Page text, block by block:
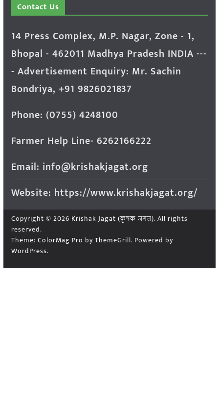
Contact Us
14 Press Complex, M.P. Nagar, Zone - 1,
Bhopal - 462011 Madhya Pradesh INDIA ---
- Advertisement Enquiry: Mr. Sachin
Bondriya, +91 9826021837
Phone: (0755) 4248100
Farmer Help Line- 6262166222
Email: info@krishakjagat.org
Website: https://www.krishakjagat.org/
Copyright © 2026 Krishak Jagat (कृषक जगत). All rights
reserved.
Theme: ColorMag Pro by ThemeGrill. Powered by
WordPress.